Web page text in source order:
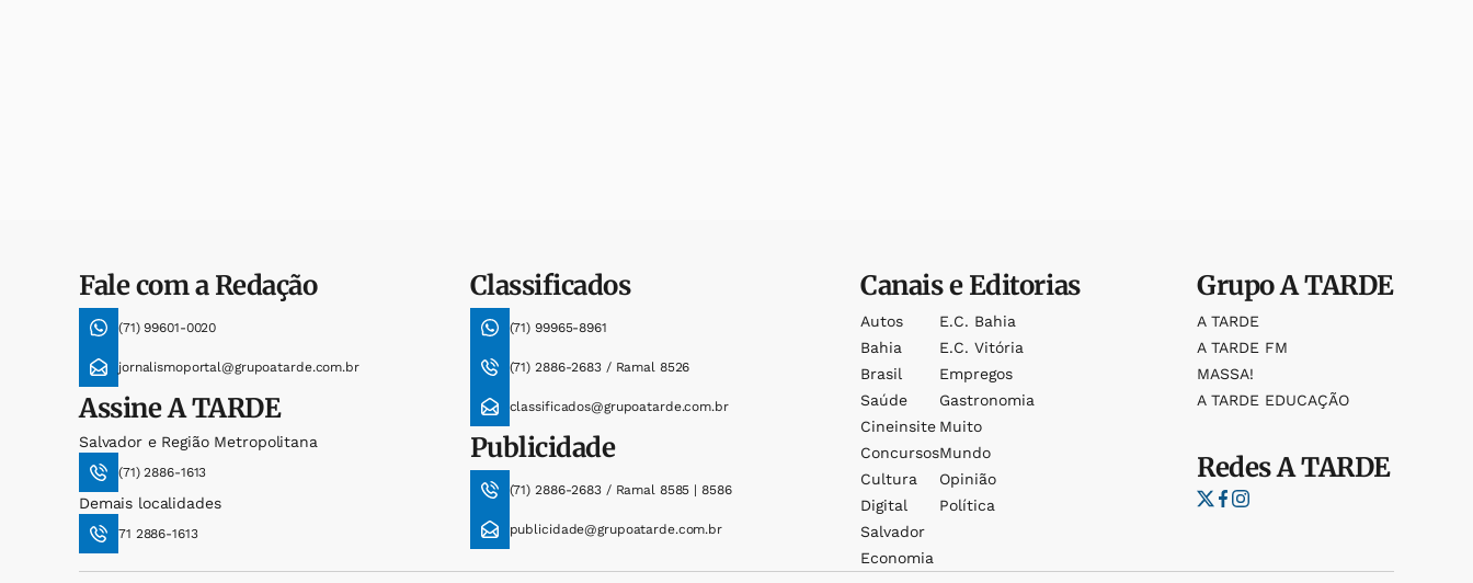
Fale com a Redação
(71) 99601-0020
jornalismoportal@grupoatarde.com.br
AssineA TARDE
Salvador e Região Metropolitana
(71) 2886-1613
Demais localidades
71 2886-1613
Classificados
(71) 99965-8961
(71) 2886-2683 / Ramal 8526
classificados@grupoatarde.com.br
Publicidade
(71) 2886-2683 / Ramal 8585 | 8586
publicidade@grupoatarde.com.br
Canais e Editorias
Autos
Bahia
Brasil
Saúde
Cineinsite
Concursos
Cultura
Digital
Salvador
Economia
E.c. Bahia
E.c. Vitória
Empregos
Gastronomia
Muito
Mundo
Opinião
Política
GrupoA TARDE
A TARDE
A TARDE FM
MASSA!
A TARDE EDUCAÇÃO
RedesA TARDE